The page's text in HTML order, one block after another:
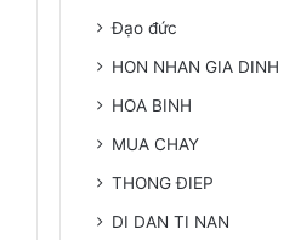
Đạo đức
HON NHAN GIA DINH
HOA BINH
MUA CHAY
THONG ĐIEP
DI DAN TI NAN